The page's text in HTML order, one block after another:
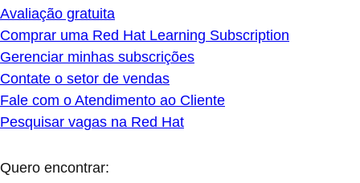
Avaliação gratuita
Comprar uma Red Hat Learning Subscription
Gerenciar minhas subscrições
Contate o setor de vendas
Fale com o Atendimento ao Cliente
Pesquisar vagas na Red Hat
Quero encontrar: